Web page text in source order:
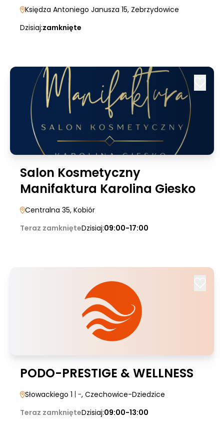
Księdza Antoniego Janusza 15, Zebrzydowice
Dzisiaj:zamknięte
Salon Kosmetyczny
Manifaktura Karolina Giesko
Centralna 35, Kobiór
Teraz zamknięteDzisiaj:09:00-17:00
PODO-PRESTIGE & WELLNESS
Słowackiego 1 | -, Czechowice-Dziedzice
Teraz zamknięteDzisiaj:09:00-13:00